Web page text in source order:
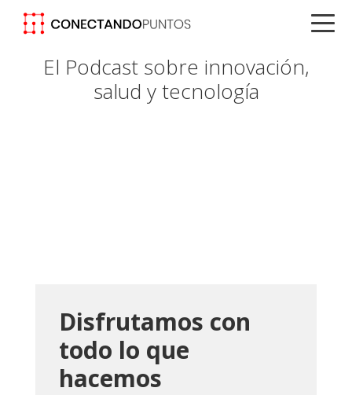
Saltar
navegación
Saltar
contenido
principal
Saltar
El Podcast sobre innovación,
salud y tecnología
Disfrutamos con
todo lo que
hacemos